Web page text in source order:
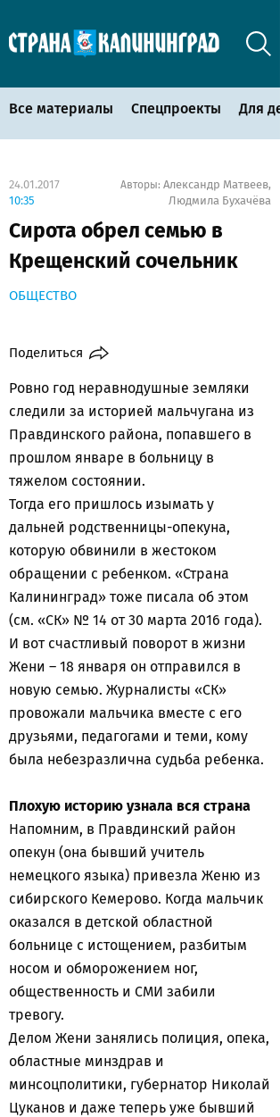
Все материалы Спецпроекты Для
24.01.2017
10:35
Авторы: Александр Матвеев,
Людмила Бухачёва
Сирота обрел семью в
Крещенский сочельник
ОБЩЕСТВО
Поделиться
Ровно год неравнодушные земляки
следили за историей мальчугана из
Правдинского района, попавшего в
прошлом январе в больницу в
тяжелом состоянии.
Тогда его пришлось изымать у
дальней родственницы-опекуна,
которую обвинили в жестоком
обращении с ребенком. «Страна
Калининград» тоже писала об этом
(см. «СК» № 14 от 30 марта 2016 года).
И вот счастливый поворот в жизни
Жени – 18 января он отправился в
новую семью. Журналисты «СК»
провожали мальчика вместе с его
друзьями, педагогами и теми, кому
была небезразлична судьба ребенка.
Плохую историю узнала вся страна
Напомним, в Правдинский район
опекун (она бывший учитель
немецкого языка) привезла Женю из
сибирского Кемерово. Когда мальчик
оказался в детской областной
больнице с истощением, разбитым
носом и обморожением ног,
общественность и СМИ забили
тревогу.
Делом Жени занялись полиция, опека,
областные минздрав и
минсоцполитики, губернатор Николай
Цуканов и даже теперь уже бывший